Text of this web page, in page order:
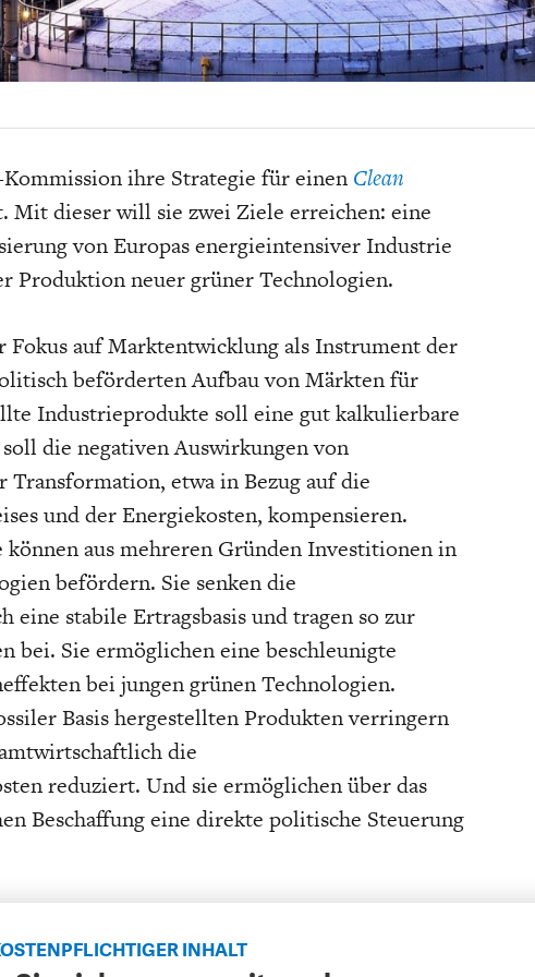
DER
BGE-INFOGRAFIK
USA WELTWIRTSCHAFT
ihre Strategie für einen Clean
Mit dieser will sie zwei Ziele erreichen: eine
von Europas energieintensiver Industrie
Produktion neuer grüner Technologien.
Fokus auf Marktentwicklung als Instrument der
beförderten Aufbau von Märkten für
Industrieprodukte soll eine gut kalkulierbare
die negativen Auswirkungen von
etwa in Bezug auf die
und der Energiekosten, kompensieren.
können aus mehreren Gründen Investitionen in
befördern. Sie senken die
eine stabile Ertragsbasis und tragen so zur
bei. Sie ermöglichen eine beschleunigte
bei jungen grünen Technologien.
Basis hergestellten Produkten verringern
die
reduziert. Und sie ermöglichen über das
Beschaffung eine direkte politische Steuerung
INHALT